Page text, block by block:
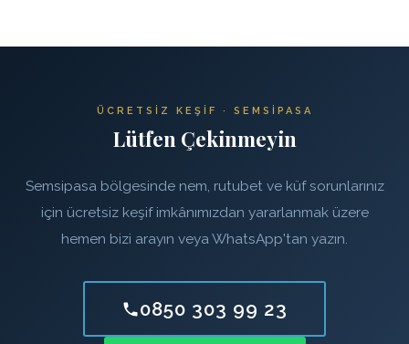
ÜCRETSIZ KEŞIF · SEMSIPASA
Lütfen Çekinmeyin
Semsipasa bölgesinde nem, rutubet ve küf sorunlarınız
için ücretsiz keşif imkânımızdan yararlanmak üzere
hemen bizi arayın veya WhatsApp'tan yazın.
0850 303 99 23